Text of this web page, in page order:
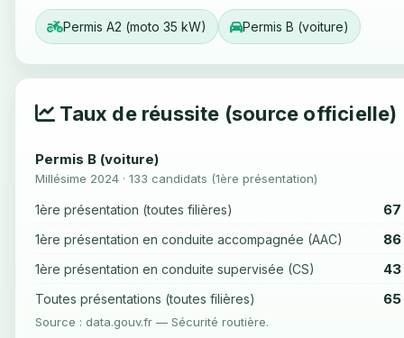
Permis A2 (moto 35 kW) Permis B (voiture)
Taux de réussite (source officielle)
Permis B (voiture)
Millésime 2024 · 133 candidats (1ère présentation)
1ère présentation (toutes filières) 67
1ère présentation en conduite accompagnée (AAC) 86
1ère présentation en conduite supervisée (CS) 43
Toutes présentations (toutes filières) 65
Source : data.gouv.fr — Sécurité routière.